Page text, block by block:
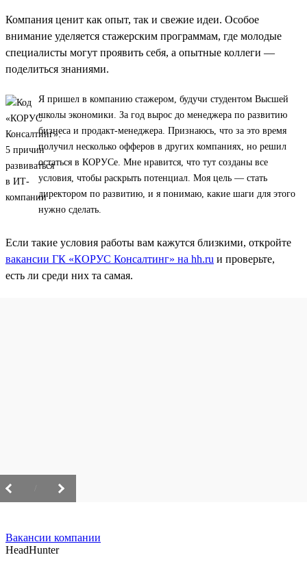
Компания ценит как опыт, так и свежие идеи. Особое
внимание уделяется стажерским программам, где молодые
специалисты могут проявить себя, а опытные коллеги —
поделиться знаниями.
Я пришел в компанию стажером, будучи студентом Высшей
школы экономики. За год вырос до менеджера по развитию
бизнеса и продакт-менеджера. Признаюсь, что за это время
получил несколько офферов в других компаниях, но решил
остаться в КОРУСе. Мне нравится, что тут созданы все
условия, чтобы раскрыть потенциал. Моя цель — стать
директором по развитию, и я понимаю, какие шаги для этого
нужно сделать.
Если такие условия работы вам кажутся близкими, откройте
вакансии ГК «КОРУС Консалтинг» на hh.ru и проверьте,
есть ли среди них та самая.
Вакансии компании
HeadHunter